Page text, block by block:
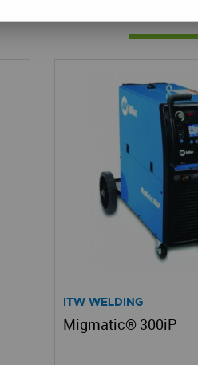
ITW WELDING
Migmatic® 300iP